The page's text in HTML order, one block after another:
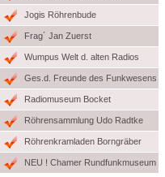
Jogis Röhrenbude
Frag´ Jan Zuerst
Wumpus Welt d. alten Radios
Ges.d. Freunde des Funkwesens
Radiomuseum Bocket
Röhrensammlung Udo Radtke
Röhrenkramladen Borngräber
NEU ! Chamer Rundfunkmuseum